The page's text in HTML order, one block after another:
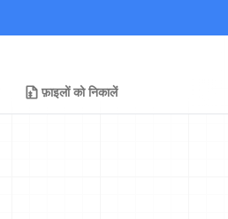
फ़ाइलों को निकालें